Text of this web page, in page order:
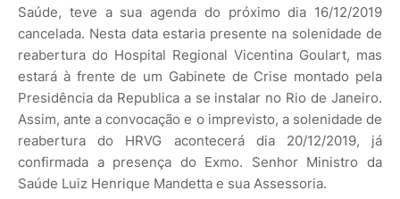
Saúde, teve a sua agenda do próximo dia 16/12/2019
cancelada. Nesta data estaria presente na solenidade de
reabertura do Hospital Regional Vicentina Goulart, mas
estará à frente de um Gabinete de Crise montado pela
Presidência da Republica a se instalar no Rio de Janeiro.
Assim, ante a convocação e o imprevisto, a solenidade de
reabertura do HRVG acontecerá dia 20/12/2019, já
confirmada a presença do Exmo. Senhor Ministro da
Saúde Luiz Henrique Mandetta e sua Assessoria.